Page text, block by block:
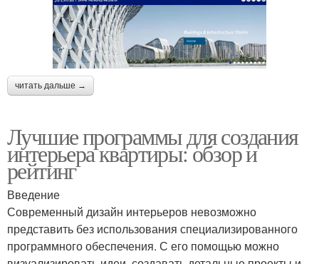
читать дальше →
Лучшие программы для создания
интерьера квартиры: обзор и
рейтинг
Введение
Современный дизайн интерьеров невозможно
представить без использования специализированного
программного обеспечения. С его помощью можно